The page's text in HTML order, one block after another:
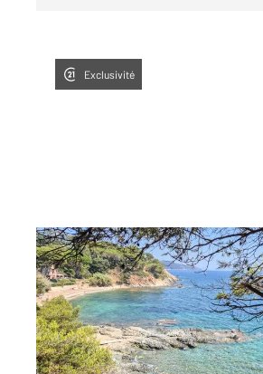
Exclusivité
LA CROIX VALMER 83
243 m2, 7 pièces
Ref : 5373
Maison à vendre
4 300 000